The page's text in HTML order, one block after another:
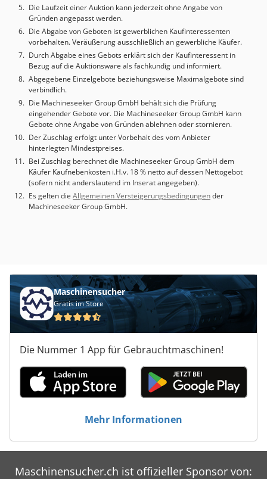
Die Laufzeit einer Auktion kann jederzeit ohne Angabe von
Gründen angepasst werden.
Die Abgabe von Geboten ist gewerblichen Kaufinteressenten
vorbehalten. Veräußerung ausschließlich an gewerbliche Käufer.
Durch Abgabe eines Gebots erklärt sich der Kaufinteressent in
Bezug auf die Auktionsware als fachkundig und informiert.
Abgegebene Einzelgebote beziehungsweise Maximalgebote sind
verbindlich.
Die Machineseeker Group GmbH behält sich die Prüfung
eingehender Gebote vor. Die Machineseeker Group GmbH kann
Gebote ohne Angabe von Gründen ablehnen oder stornieren.
Der Zuschlag erfolgt unter Vorbehalt des vom Anbieter
hinterlegten Mindestpreises.
Bei Zuschlag berechnet die Machineseeker Group GmbH dem
Käufer Kaufnebenkosten i.H.v. 18 % netto auf dessen Nettogebot
(sofern nicht anderslautend im Inserat angegeben).
Es gelten die Allgemeinen Versteigerungsbedingungender
Machineseeker Group GmbH.
Maschinensucher
Gratis im Store
Die Nummer 1 App für Gebrauchtmaschinen!
Mehr Informationen
Maschinensucher.ch ist offizieller Sponsor von: